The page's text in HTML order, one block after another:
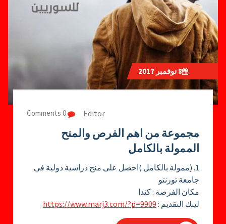
8نوفمبر 2017
Editor
0 Comments
مجموعة من اهم الفرص والمنح
الممولة بالكامل
1. (ممولة بالكامل )احصل على منح دراسية دولية في
جامعة تورنتو
مكان الفرصة : كندا
لينك التقديم : https://www.marj3.com/?p=9909